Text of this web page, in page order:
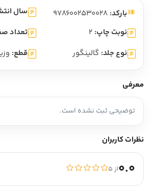
بارکد: سال
نوبت چاپ: 2 تعداد
نوع جلد: گالینگور قطع:
معرفی
توضیحی ثبت نشده است.
نظرات کاربران
0.0از ۵